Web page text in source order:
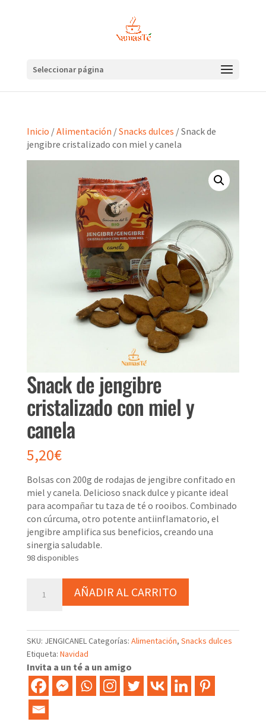
Seleccionar página
Inicio /Alimentación /Snacks dulces / Snack de
jengibre cristalizado con miel y canela
Snack de jengibre
cristalizado con miel y
canela
5,20€
Bolsas con 200g de rodajas de jengibre confitado en
miel y canela. Delicioso snack dulce y picante ideal
para acompañar tu taza de té o rooibos. Combinado
con cúrcuma, otro potente antiinflamatorio, el
jengibre amplifica sus beneficios, creando una
sinergia saludable.
98 disponibles
con
miel
y
canela
cantidad
AÑADIR AL CARRITO
SKU: JENGICANELCategorías: Alimentación, Snacks dulces
Etiqueta: Navidad
Invita a un té a un amigo